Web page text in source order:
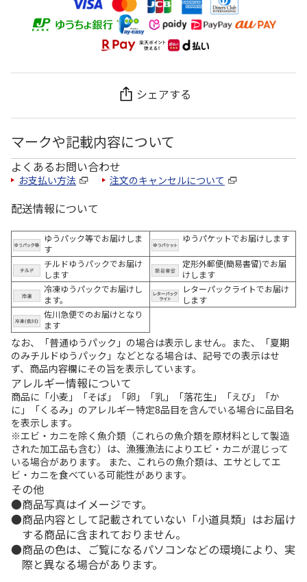
シェアする
マークや記載内容について
よくあるお問い合わせ
お支払い方法 注文のキャンセルについて
配送情報について
ゆうパック等でお届けしま
す
ゆうパケットでお届けします
チルドゆうパックでお届け
します
定形外郵便(簡易書留)でお届
けします
冷凍ゆうパックでお届けし
ます。
レターパックライトでお届け
します
佐川急便でのお届けとなり
ます
なお、「普通ゆうパック」の場合は表示しません。また、「夏期
のみチルドゆうパック」などとなる場合は、記号での表示はせ
ず、商品内容欄にその旨を表示しています。
アレルギー情報について
商品に「小麦」「そば」「卵」「乳」「落花生」「えび」「か
に」「くるみ」のアレルギー特定8品目を含んでいる場合に品目名
を表示します。
※エビ・カニを除く魚介類（これらの魚介類を原材料として製造
された加工品も含む）は、漁獲漁法によりエビ・カニが混じって
いる場合があります。 また、これらの魚介類は、エサとしてエ
ビ・カニを食べている可能性があります。
その他
商品写真はイメージです。
商品内容として記載されていない「小道具類」はお届け
する商品に含まれておりません。
商品の色は、ご覧になるパソコンなどの環境により、実
際と異なる場合があります。